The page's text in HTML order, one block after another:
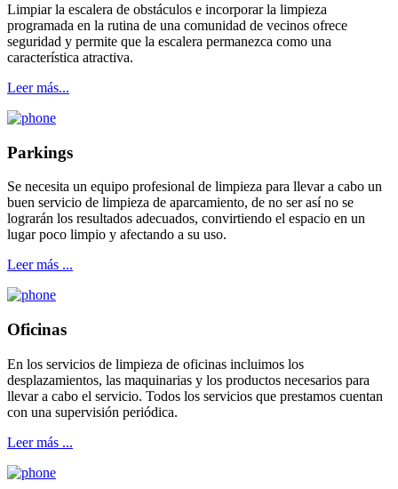
Limpiar la escalera de obstáculos e incorporar la limpieza
programada en la rutina de una comunidad de vecinos ofrece
seguridad y permite que la escalera permanezca como una
característica atractiva.
Leer más...
Parkings
Se necesita un equipo profesional de limpieza para llevar a cabo un
buen servicio de limpieza de aparcamiento, de no ser así no se
lograrán los resultados adecuados, convirtiendo el espacio en un
lugar poco limpio y afectando a su uso.
Leer más ...
Oficinas
En los servicios de limpieza de oficinas incluimos los
desplazamientos, las maquinarias y los productos necesarios para
llevar a cabo el servicio. Todos los servicios que prestamos cuentan
con una supervisión periódica.
Leer más ...